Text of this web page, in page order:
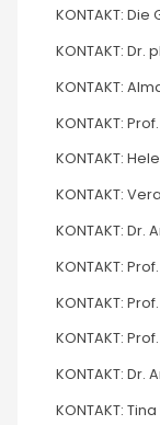
KONTAKT:
KONTAKT:
KONTAKT:
KONTAKT: